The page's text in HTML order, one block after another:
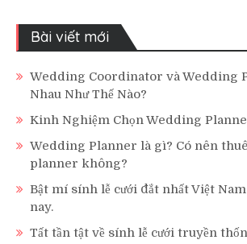
Bài viết mới
Wedding Coordinator và Wedding
Nhau Như Thế Nào?
Kinh Nghiệm Chọn Wedding
Wedding Planner là gì? Có nên
planner không?
Bật mí sính lễ cưới đắt nhất Việt
nay.
Tất tần tật về sính lễ cưới truyền